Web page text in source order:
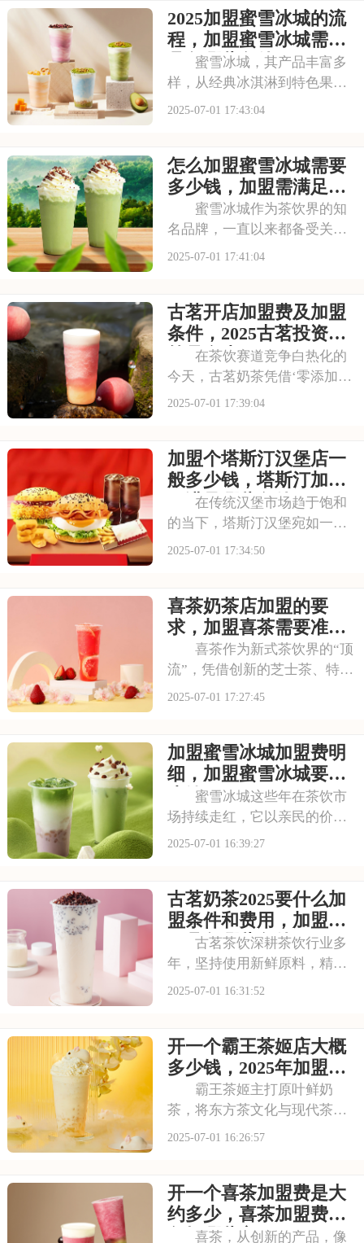
冰城需要投入多少费用呢？以
下是开一家蜜雪冰城需要投资
多少钱，加盟蜜雪冰
2025加盟蜜雪冰城的流
程，加盟蜜雪冰城需要
具备哪些条件
蜜雪冰城，其产品丰富多
样，从经典冰淇淋到特色果
茶，满足不同消费者口味。门
力和市场潜力，让众多投资者
心动不已，那么加盟蜜雪冰城
需要多少费用呢？以下
2025-07-01 17:43:04
怎么加盟蜜雪冰城需要
多少钱，加盟需满足哪
些条件
蜜雪冰城作为茶饮界的知
名品牌，一直以来都备受关
注。它以丰富的产品线和高性
班族，都是蜜雪冰城的忠实粉
丝。那么，加盟蜜雪冰城的费
用究竟是多少呢？下面
2025-07-01 17:41:04
古茗开店加盟费及加盟
条件，2025古茗投资预
算是多少
在茶饮赛道竞争白热化的
今天，古茗奶茶凭借‘零添加、
低糖健康’的差异化定位，深受
要多少钱？下面就来看看古茗
开店加盟费及加盟条件，2025
古茗投资预
2025-07-01 17:39:04
加盟个塔斯汀汉堡店一
般多少钱，塔斯汀加盟
要满足哪些条件
在传统汉堡市场趋于饱和
的当下，塔斯汀汉堡宛如一股
清流，以创新的姿态闯入大众
独特的商业模式所吸引，想要
借助塔斯汀的品牌力量开启自
己的创业之路。那么
2025-07-01 17:34:50
喜茶奶茶店加盟的要
求，加盟喜茶需要准备
哪些资金
喜茶作为新式茶饮界的“顶
流”，凭借创新的芝士茶、特色
果茶，还有时尚的门店设计，
多少钱？需要满足哪些条件？
以下是喜茶奶茶店加盟的要
求，加盟喜茶需要
2025-07-01 17:27:45
加盟蜜雪冰城加盟费明
细，加盟蜜雪冰城要多
少钱
蜜雪冰城这些年在茶饮市
场持续走红，它以亲民的价格
和丰富的产品线，覆盖了广泛
投资者心动不已。那么，加盟
蜜雪冰城需要多少费用呢？下
面就来看看加盟蜜雪
2025-07-01 16:39:27
古茗奶茶2025要什么加
盟条件和费用，加盟需
要具备哪些条件
古茗茶饮深耕茶饮行业多
年，坚持使用新鲜原料，精心
调配每一杯饮品，以稳定的品
力，不少投资者想加盟。那
么，加盟古茗的费用情况如何
呢？下面就来看看古茗
2025-07-01 16:31:52
开一个霸王茶姬店大概
多少钱，2025年加盟费
用明细与成本预算
霸王茶姬主打原叶鲜奶
茶，将东方茶文化与现代茶饮
巧妙结合。以“原叶鲜奶茶”为
茶饮市场脱颖而出。不少投资
者被其吸引，以下是开一个霸
王茶姬店大概多少钱，
2025-07-01 16:26:57
开一个喜茶加盟费是大
约多少，喜茶加盟费用
包括哪些方面
喜茶，从创新的产品，像